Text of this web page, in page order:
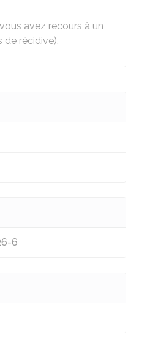
avez recours à un
de récidive).
6